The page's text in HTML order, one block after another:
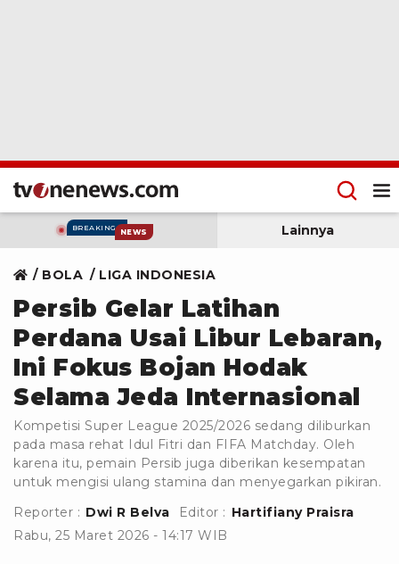
BREAKING NEWS Lainnya
BOLA LIGA INDONESIA
Persib Gelar Latihan
Perdana Usai Libur Lebaran,
Ini Fokus Bojan Hodak
Selama Jeda Internasional
Kompetisi Super League 2025/2026 sedang diliburkan
pada masa rehat Idul Fitri dan FIFA Matchday. Oleh
karena itu, pemain Persib juga diberikan kesempatan
untuk mengisi ulang stamina dan menyegarkan pikiran.
Reporter : Dwi R Belva Editor : Hartifiany Praisra
Rabu, 25 Maret 2026 - 14:17 WIB